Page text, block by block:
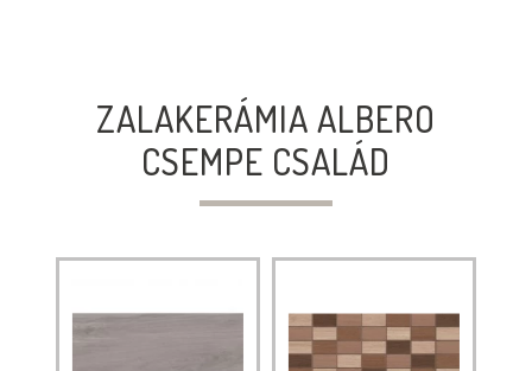
ZALAKERÁMIA ALBERO
CSEMPE CSALÁD